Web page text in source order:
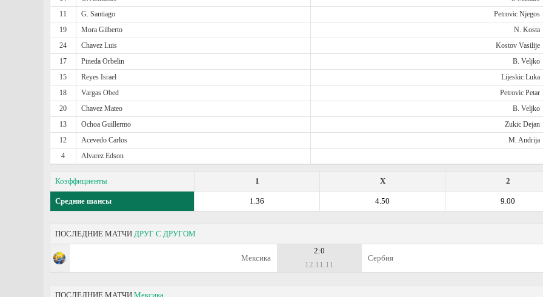
11
G. Santiago Petrovic Njegos
19
Mora Gilberto N. Kosta
24
Chavez Luis Kostov Vasilije
17
Pineda Orbelin B. Veljko
15
Reyes Israel Lijeskic Luka
18
Vargas Obed Petrovic Petar
20
Chavez Mateo B. Veljko
13
Ochoa Guillermo Zukic Dejan
12
Acevedo Carlos M. Andrija
4
Alvarez Edson
Коэффициенты 2
X
1
Средние шансы 9.00
4.50
1.36
ПОСЛЕДНИЕ МАТЧИ ДРУГ С ДРУГОМ
Мексика
2:0
12.11.11
Сербия
ПОСЛЕДНИЕ МАТЧИ Мексика